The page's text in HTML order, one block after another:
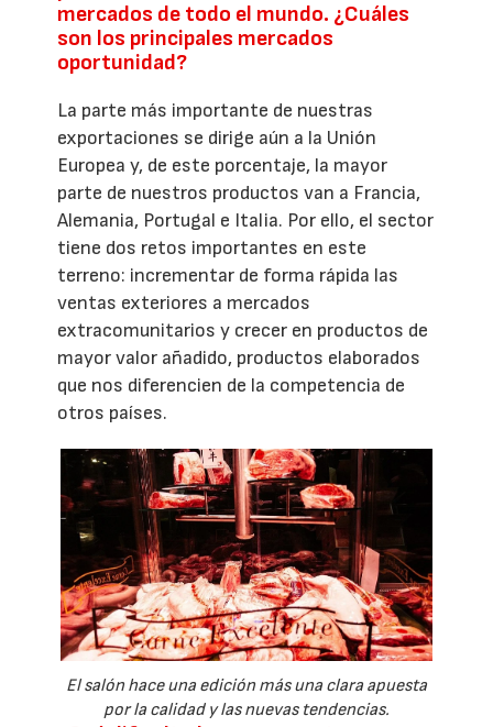
mercados de todo el mundo. ¿Cuáles
son los principales mercados
oportunidad?
La parte más importante de nuestras
exportaciones se dirige aún a la Unión
Europea y, de este porcentaje, la mayor
parte de nuestros productos van a Francia,
Alemania, Portugal e Italia. Por ello, el sector
tiene dos retos importantes en este
terreno: incrementar de forma rápida las
ventas exteriores a mercados
extracomunitarios y crecer en productos de
mayor valor añadido, productos elaborados
que nos diferencien de la competencia de
otros países.
El salón hace una edición más una clara apuesta
por la calidad y las nuevas tendencias.